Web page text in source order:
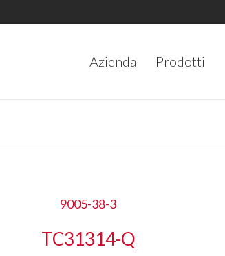
Azienda Prodotti
9005-38-3
TC31314-Q